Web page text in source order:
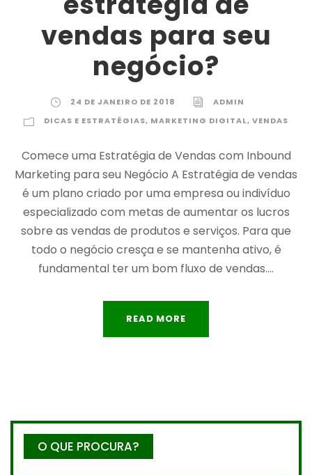
vendas para seu
negócio?
24 DE JANEIRO DE 2018
ADMIN
DICAS E ESTRATÉGIAS, MARKETING DIGITAL, VENDAS
Comece uma Estratégia de Vendas com Inbound
Marketing para seu Negócio A Estratégia de vendas
é um plano criado por uma empresa ou indivíduo
especializado com metas de aumentar os lucros
sobre as vendas de produtos e serviços. Para que
todo o negócio cresça e se mantenha ativo, é
fundamental ter um bom fluxo de vendas....
READ MORE
O QUE PROCURA?